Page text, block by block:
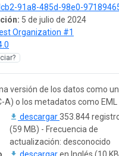
91a8-485d-98e0-
5 de julio de 2024
Organization #1
versión de los datos como
A) o los metadatos como EML
descargar353.844
(59 MB) - Frecuencia de
actualización: desconocido
descargaren Inglés (10